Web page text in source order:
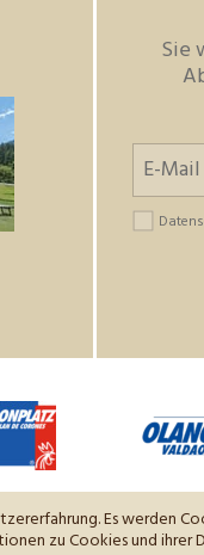
Sie
.CIN: IT021106A1LXUGNIA5
Es werden
zu Cookies und ihrer